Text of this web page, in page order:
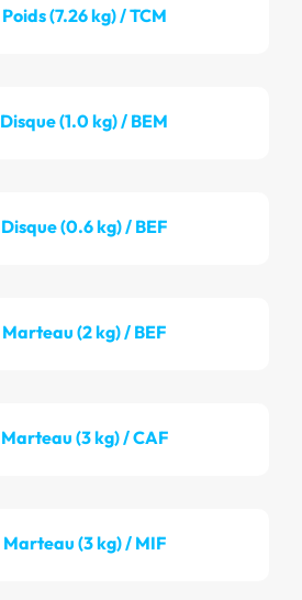
Poids (7.26 kg) / TCM
Disque (1.0 kg) / BEM
Disque (0.6 kg) / BEF
Marteau (2 kg) / BEF
Marteau (3 kg) / CAF
Marteau (3 kg) / MIF